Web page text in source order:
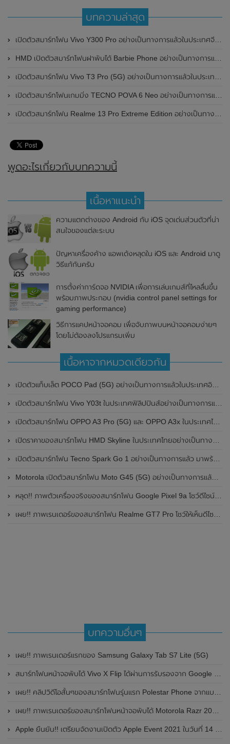
บทความล่าสุด
เปิดตัวสมาร์ทโฟน Vivo Y300 Pro อย่างเป็นทางการแล้วในประเทศจีน มาพร้อมดีไซน์พรีเมี่ยม ทนทาน และแบตเตอรี่สุดอึดขนาดใหญ่ 6,500mAh พร้อมรองรับการชาร์จไว 80W
HMD เปิดตัวสมาร์ทโฟนฝาพับได้ Barbie Phone อย่างเป็นทางการแล้ว มาพร้อมธีมสีชมพูสดใส
เปิดตัวสมาร์ทโฟน Vivo T3 Pro (5G) อย่างเป็นทางการแล้วในประเทศอินเดีย
เปิดตัวสมาร์ทโฟนเกมมิ่ง TECNO POVA 6 Neo อย่างเป็นทางการแล้วในประเทศไทย ในราคา 8,499 บาท
เปิดตัวสมาร์ทโฟน Realme 13 Pro Extreme Edition อย่างเป็นทางการแล้วในประเทศจีน
พูดอะไรเกี่ยวกับบทความนี้
เนื้อหาแนะนำ
ความแตกต่างของ Android กับ iOS จุดเด่นส่วนตัวที่น่า
สนใจของแต่ละระบบ
ปัญหาเครื่องค้าง แอพเด้งหลุดใน iOS และ Android มาดู
วิธีแก้กันครับ
การตั้งค่าการ์ดจอ NVIDIA เพื่อการเล่นเกมส์ที่ไหลลื่นขึ้น
พร้อมภาพประกอบ (nvidia control panel settings for
gaming performance)
วิธีการแคปหน้าจอคอม เพื่อจับภาพบนหน้าจอคอมง่ายๆ
โดยไม่ต้องลงโปรแกรมเพิ่ม
เนื้อหาจากหมวดเดียวกัน
เปิดตัวแท็บเล็ต POCO Pad (5G) อย่างเป็นทางการแล้วในประเทศอินเดีย มาพร้อมชิปเซ็ต Snapdragon 7s Gen 2 ของ Qualcomm และรองรับเครือข่าย 5G
เปิดตัวสมาร์ทโฟน Vivo Y03t ในประเทศฟิลิปปินส์อย่างเป็นทางการแล้ว มาพร้อมชิปเซ็ต Unisoc T612 , กล้องหลัง ความละเอียด 13MP , แบตเตอรี่ 5,000mAh และหน้าจอแสดงผล LCD / 90Hz
เปิดตัวสมาร์ทโฟน OPPO A3 Pro (5G) และ OPPO A3x ในประเทศไทยอย่างเป็นทางการแล้ว ในราคาเริ่มต้นเพียง 3,999 บาท
เปิดราคาของสมาร์ทโฟน HMD Skyline ในประเทศไทยอย่างเป็นทางการแล้ว ราคา 14,990 บาท
เปิดตัวสมาร์ทโฟน Tecno Spark Go 1 อย่างเป็นทางการแล้ว มาพร้อมหน้าจอแสดงผล LCD / 120Hz , แบตเตอรี่ 5,000mAh และใช้ชิปเซ็ต Unisoc
Motorola เปิดตัวสมาร์ทโฟน Moto G45 (5G) อย่างเป็นทางการแล้วในอินเดีย
หลุด!! ภาพตัวเครื่องจริงของสมาร์ทโฟน Google Pixel 9a โชว์ดีไซน์ใหม่ กล้องหลังแบนราบ ไม่มีกรอบของกล้องแล้ว
เผย!! ภาพเรนเดอร์ของสมาร์ทโฟน Realme GT7 Pro โชว์ให้เห็นดีไซน์ใหม่ พร้อมเผยรายละเอียดสเปกที่สำคัญบางส่วน
บทความอื่นๆ
เผย!! ภาพเรนเดอร์แรกของ Samsung Galaxy Tab S7 Lite (5G)
สมาร์ทโฟนหน้าจอพับได้ Vivo X Flip ได้ผ่านการรับรองจาก Google Play Certification แล้ว ลุ้นเปิดตัวภายในเดือนเมษายน 2023 นี้
เผย!! คลิปวิดีโอสั้นๆของสมาร์ทโฟนรุ่นแรก Polestar Phone จากแบรนด์รถยนต์ไฟฟ้า Polestar โชว์ดีไซน์แปลกตาไม่ซ้ำใคร
เผย!! ภาพเรนเดอร์ของสมาร์ทโฟนหน้าจอพับได้ Motorola Razr 2023 มาพร้อมหน้าจอแสดงผลด้านนอกที่มีขนาดใหญ่ขึ้น
Apple ยืนยัน!! เตรียมจัดงานเปิดตัว Apple Event 2021 ในวันที่ 14 กันยายน 2021 นี้ คาดเปิดตัว iPhone 13 Series , Apple Watch Series 7 , AirPods 3 และ iPad mini 6 พร้อมกัน